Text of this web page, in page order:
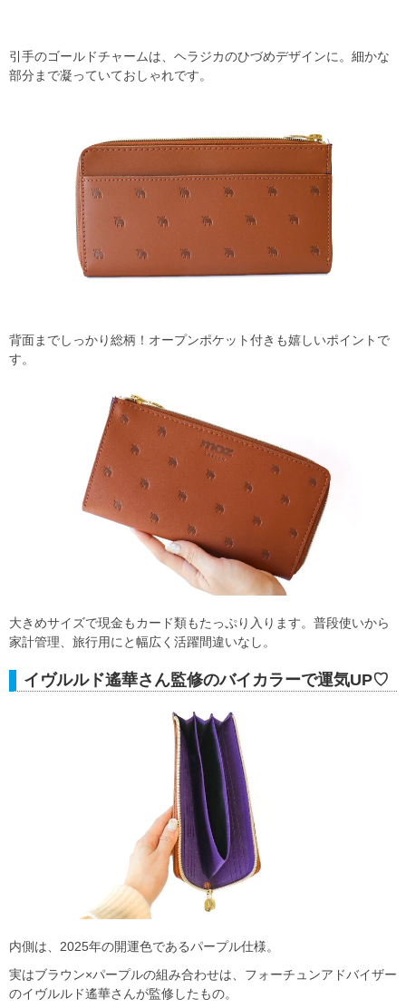
引手のゴールドチャームは、ヘラジカのひづめデザインに。細かな
部分まで凝っていておしゃれです。
背面までしっかり総柄！オープンポケット付きも嬉しいポイントで
す。
大きめサイズで現金もカード類もたっぷり入ります。普段使いから
家計管理、旅行用にと幅広く活躍間違いなし。
イヴルルド遙華さん監修のバイカラーで運気UP♡
内側は、2025年の開運色であるパープル仕様。
実はブラウン×パープルの組み合わせは、フォーチュンアドバイザー
のイヴルルド遙華さんが監修したもの。